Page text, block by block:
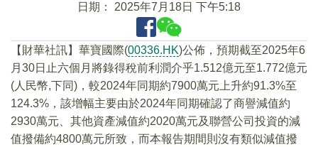
日期： 2025年7月18日 下午5:18
【財華社訊】華寶國際(00336.HK)公佈，預期截至2025年6
月30日止六個月將錄得稅前利潤介乎1.512億元至1.772億元
(人民幣,下同)，較2024年同期約7900萬元上升約91.3%至
124.3%，該增幅主要由於2024年同期確認了商譽減值約
2930萬元、其他資產減值約2020萬元及聯營公司投資的減
值撥備約4800萬元所致，而本報告期間則沒有類似減值撥